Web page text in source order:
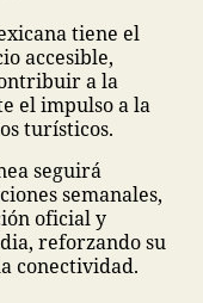
tiene el
accesible,
a la
el impulso a la
turísticos.
seguirá
semanales,
oficial y
reforzando su
conectividad.